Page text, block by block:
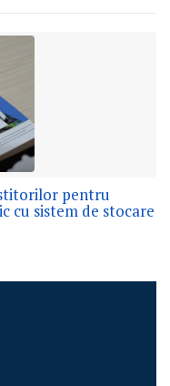
pentru
cu sistem de stocare